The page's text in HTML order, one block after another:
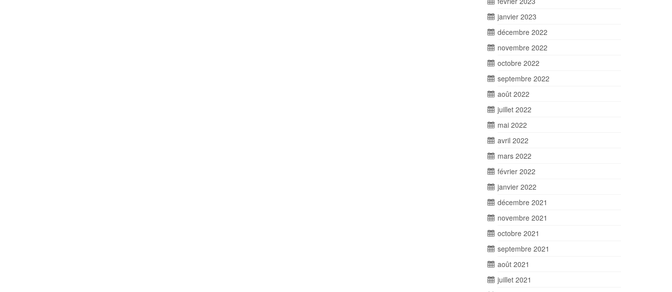
janvier 2023
décembre 2022
novembre 2022
octobre 2022
septembre 2022
août 2022
juillet 2022
mai 2022
avril 2022
mars 2022
février 2022
janvier 2022
décembre 2021
novembre 2021
octobre 2021
septembre 2021
août 2021
juillet 2021